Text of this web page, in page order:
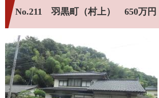
No.211 羽黒町（村上） 650万円